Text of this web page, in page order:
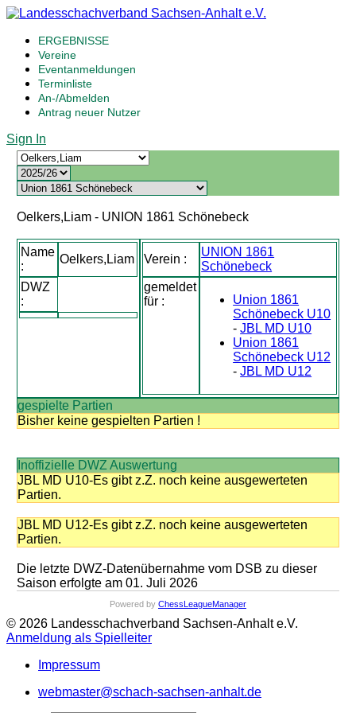
ERGEBNISSE
Vereine
Eventanmeldungen
Terminliste
An-/Abmelden
Antrag neuer Nutzer
Sign In
Oelkers,Liam - UNION 1861 Schönebeck
Name
:
Oelkers,Liam
DWZ
:
Verein :
UNION 1861
Schönebeck
gemeldet
für :
Union 1861
Schönebeck U10
-JBL MD U10
Union 1861
Schönebeck U12
-JBL MD U12
gespielte Partien
Bisher keine gespielten Partien !
Inoffizielle DWZ Auswertung
JBL MD U10-Es gibt z.Z. noch keine ausgewerteten
Partien.
JBL MD U12-Es gibt z.Z. noch keine ausgewerteten
Partien.
Die letzte DWZ-Datenübernahme vom DSB zu dieser
Saison erfolgte am 01. Juli 2026
Powered by ChessLeagueManager
© 2026 Landesschachverband Sachsen-Anhalt e.V.
Anmeldung als Spielleiter
Impressum
webmaster@schach-sachsen-anhalt.de